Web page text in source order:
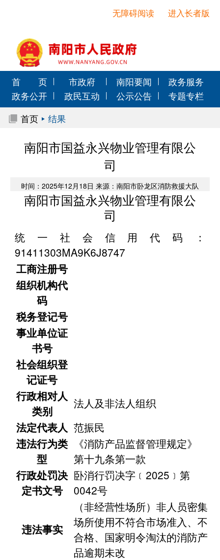
进入长者版
无障碍阅读
首 页 市政府 南阳要闻
政务服务
政务公开
政民互动 公示公告
专题专栏
首页
结果
南阳市国益永兴物业管理有限公
司
时间：2025年12月18日 来源：南阳市卧龙区消防救援大队
南阳市国益永兴物业管理有限公
司
统一社会信用代码：
91411303MA9K6J8747
工商注册号
组织机构代
码
税务登记号
事业单位证
书号
社会组织登
记证号
行政相对人
类别
法人及非法人组织
法定代表人 范振民
违法行为类
型
《消防产品监督管理规定》
第十九条第一款
行政处罚决
定书文号
卧消行罚决字﹝2025﹞第
0042号
违法事实
（非经营性场所）非人员密集
场所使用不符合市场准入、不
合格、国家明令淘汰的消防产
品逾期未改